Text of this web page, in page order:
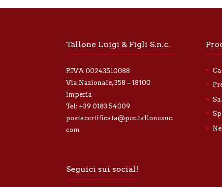
Tallone Luigi & Figli S.n.c.
P.IVA 00243510088
Via Nazionale, 358 – 18100
Imperia
Tel: +39 0183 54009
postacertificata@pec.tallonesnc.
com
Seguici sui social!